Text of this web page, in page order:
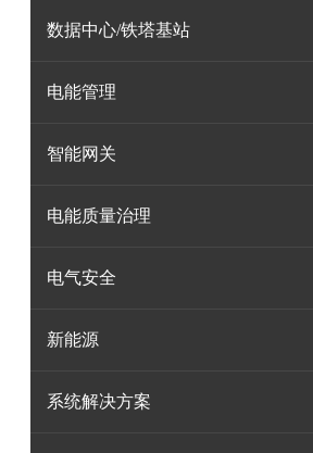
数据中心/铁塔基站
电能管理
智能网关
电能质量治理
电气安全
新能源
系统解决方案